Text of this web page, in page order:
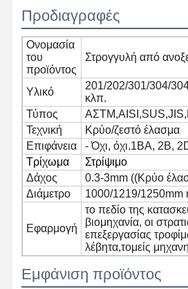
Σελίδα
Προϊόντα
Ποιοτικός
Έλεγχος
Επαφή
Ενωμένοι στενά σωλήνες χάλυβα
Χωρίς συγκόλληση σωλήνες
Σωλήνες από ανοξείδωτο χάλυβα
Σιδηρουργικοί σωλήνες ακριβείας
Προδιαγραφές
Ονομασία
του
προϊόντος
Στρογγυλή από
Υλικό
201/202/301/304/
κλπ.
Τύπος
Τεχνική
Κρύο/ζεστό έλασμα
Επιφάνεια
- Όχι, όχι.1ΒΑ, 2Β,
Τρίχωμα
Στρίψιμο
Δάχος
0.3-3mm ((Κρύο
Διάμετρο
1000/1219/
Εφαρμογή
το πεδίο της
βιομηχανία, οι
επεξεργασίας
λέβητα,τομείς
Εμφάνιση προϊόντος